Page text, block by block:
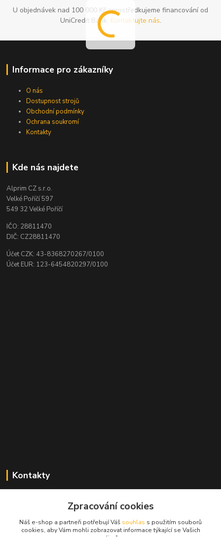
U objednávek nad 100 000 Kč zprostředkujeme financování od
UniCredit Bank. Kontaktujte nás.
Informace pro zákazníky
O nás
Dostupnost strojů
Obchodní podmínky
Ochrana soukromí
Kontakty
Kde nás najdete
Alprim CZ s.r.o.
Velké Poříčí 597
549 32 Velké Poříčí
IČO: 28811470
DIČ: CZ28811470
Účet CZK: 43-8368270267/0100
Účet EUR: 123-6454820297/0100
Kontakty
+420 724 134 431
prodej@alprim.cz
Zpracování cookies
Náš e-shop a partneři potřebují Váš souhlas s použitím souborů
cookies, aby Vám mohli zobrazovat informace týkající se Vašich